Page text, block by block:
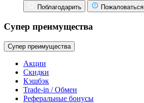
Поблагодарить Пожаловаться
Супер преимущества
Супер преимущества
Акции
Скидки
Кэшбэк
Trade-in / Обмен
Реферальные бонусы